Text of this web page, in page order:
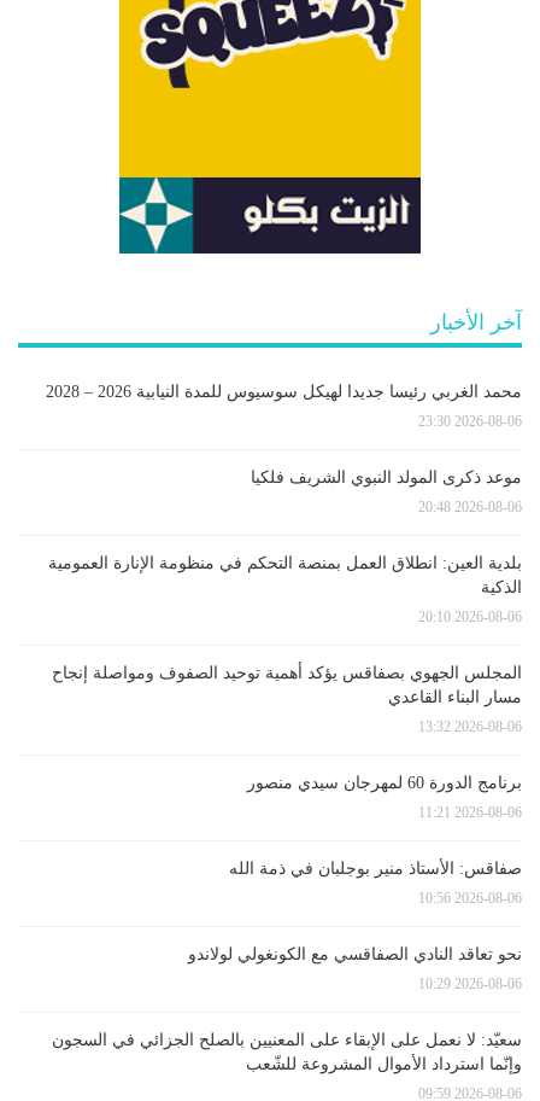
آخر الأخبار
محمد الغربي رئيسا جديدا لهيكل سوسيوس للمدة النيابية 2026 – 2028
2026-08-06 23:30
موعد ذكرى المولد النبوي الشريف فلكيا
2026-08-06 20:48
بلدية العين: انطلاق العمل بمنصة التحكم في منظومة الإنارة العمومية
الذكية
2026-08-06 20:10
المجلس الجهوي بصفاقس يؤكد أهمية توحيد الصفوف ومواصلة إنجاح
مسار البناء القاعدي
2026-08-06 13:32
برنامج الدورة 60 لمهرجان سيدي منصور
2026-08-06 11:21
صفاقس: الأستاذ منير بوجلبان في ذمة الله
2026-08-06 10:56
نحو تعاقد النادي الصفاقسي مع الكونغولي لولاندو
2026-08-06 10:29
سعيّد: لا نعمل على الإبقاء على المعنيين بالصلح الجزائي في السجون
وإنّما استرداد الأموال المشروعة للشّعب
2026-08-06 09:59